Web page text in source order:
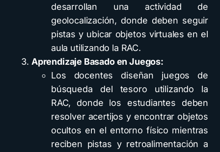
desarrollan una actividad de
geolocalización, donde deben seguir
pistas y ubicar objetos virtuales en el
aula utilizando la RAC.
Aprendizaje Basado en Juegos:
Los docentes diseñan juegos de
búsqueda del tesoro utilizando la
RAC, donde los estudiantes deben
resolver acertijos y encontrar objetos
ocultos en el entorno físico mientras
reciben pistas y retroalimentación a